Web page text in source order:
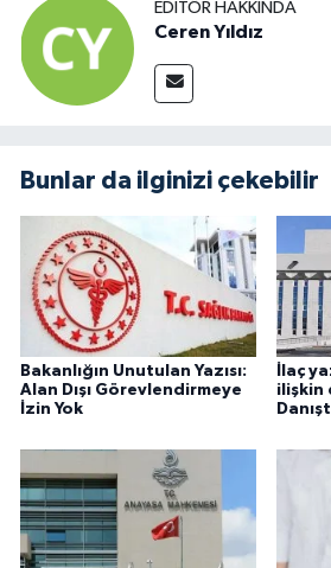
EDITÖR HAKKINDA
Ceren Yıldız
Bunlar da ilginizi çekebilir
Bakanlığın Unutulan Yazısı:
Alan Dışı Görevlendirmeye
İzin Yok
İlaç
ilişkin